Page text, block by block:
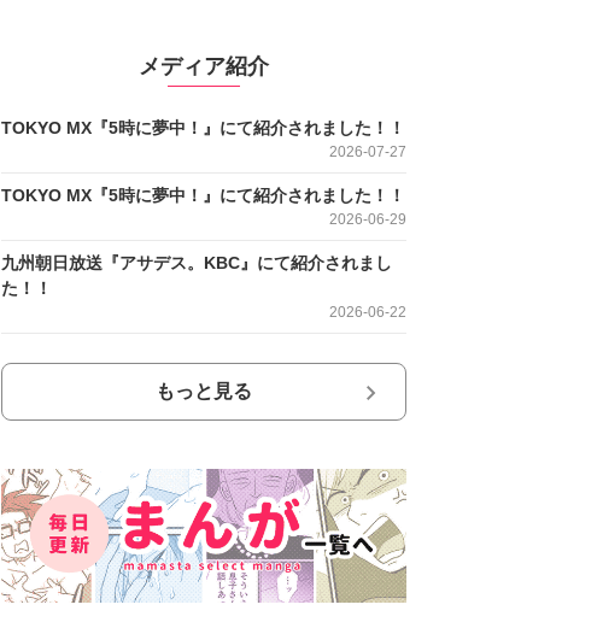
メディア紹介
TOKYO MX『5時に夢中！』にて紹介されました！！
2026-07-27
TOKYO MX『5時に夢中！』にて紹介されました！！
2026-06-29
九州朝日放送『アサデス。KBC』にて紹介されまし
た！！
2026-06-22
もっと見る